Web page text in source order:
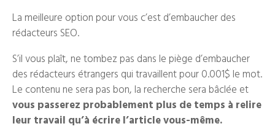
La meilleure option pour vous c’est d’embaucher des
rédacteurs SEO.
S’il vous plaît, ne tombez pas dans le piège d’embaucher
des rédacteurs étrangers qui travaillent pour 0.001$ le mot.
Le contenu ne sera pas bon, la recherche sera bâclée et
vous passerez probablement plus de temps à relire
leur travail qu’à écrire l’article vous-même.